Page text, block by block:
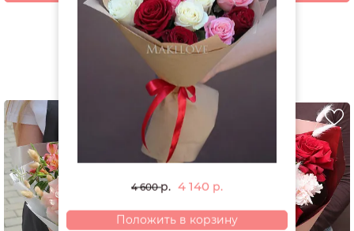
Смотреть все открытки и игрушки
РЕКОМЕНДУЕМ
4 600р. 4 140 р.
Положить в корзину